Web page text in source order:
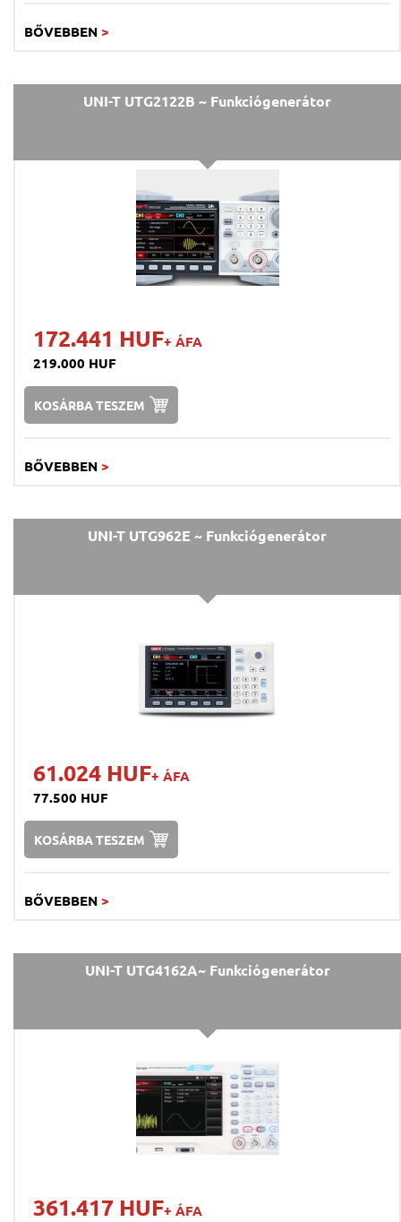
BŐVEBBEN >
UNI-T UTG2122B ~ Funkciógenerátor
172.441 HUF+ ÁFA
219.000 HUF
KOSÁRBA TESZEM
BŐVEBBEN >
UNI-T UTG962E ~ Funkciógenerátor
61.024 HUF+ ÁFA
77.500 HUF
KOSÁRBA TESZEM
BŐVEBBEN >
UNI-T UTG4162A~ Funkciógenerátor
361.417 HUF+ ÁFA